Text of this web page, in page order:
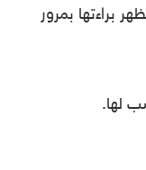
براءتها بمرور
لها.